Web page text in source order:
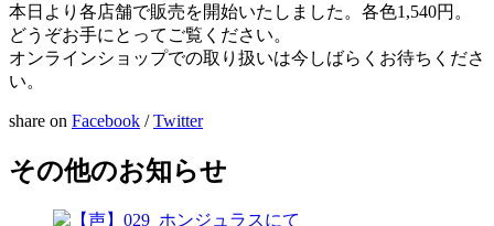
本日より各店舗で販売を開始いたしました。各色1 ,540円。
どうぞお手にとってご覧ください。
オンラインショップでの取り扱いは今しばらくお待ちくださ
い。
share on Facebook /Twitter
その他のお知らせ